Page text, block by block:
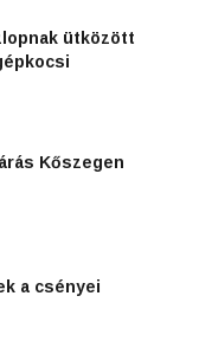
ütközött
Kőszegen
a csényei